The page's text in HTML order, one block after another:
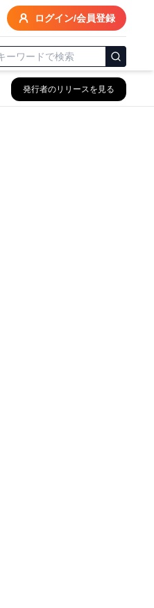
ログイン/会員登録
発行者のリリースを見る